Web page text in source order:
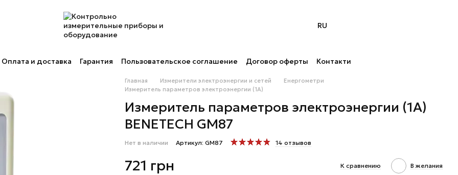
RU
Оплата и доставка Гарантия Пользовательское соглашение Договор оферты Контакти
Главная Измерители электроэнергии и сетей
Енергометри
Измеритель параметров электроэнергии (1А)
Измеритель параметров электроэнергии (1А)
BENETECH GM87
Нет в наличии Артикул: GM87 14 отзывов
721 грн К сравнению В желания